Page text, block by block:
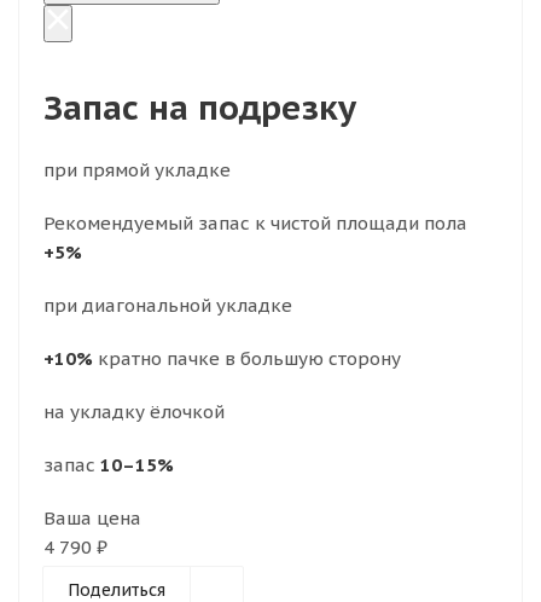
Запас на подрезку
при прямой укладке
Рекомендуемый запас к чистой площади пола
+5%
при диагональной укладке
+10% кратно пачке в большую сторону
на укладку ёлочкой
запас 10–15%
Ваша цена
4 790 ₽
Поделиться